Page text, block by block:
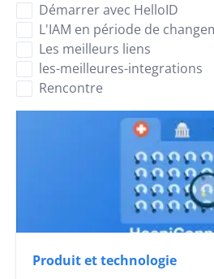
Démarrer avec HelloID
L'IAM en période de
Les meilleurs liens
les-meilleures-integrations
Rencontre
Produit et technologie